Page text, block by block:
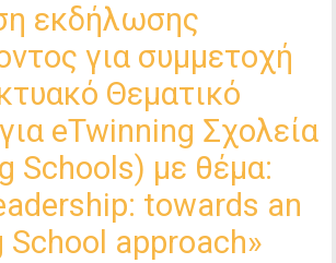
εκδήλωσης
για συμμετοχή
Θεματικό
eTwinning Σχολεία
Schools) με θέμα:
towards an
School approach»